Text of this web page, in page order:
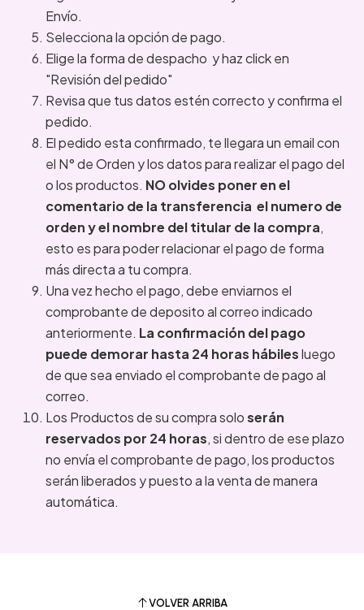
Envío.
Selecciona la opción de pago.
Elige la forma de despacho y haz click en
"Revisión del pedido"
Revisa que tus datos estén correcto y confirma el
pedido.
El pedido esta confirmado, te llegara un email con
el N° de Orden y los datos para realizar el pago del
o los productos. NOolvides poner en el
comentario de la transferencia el numero de
orden y el nombre del titular de la compra,
esto es para poder relacionar el pago de forma
más directa a tu compra.
Una vez hecho el pago, debe enviarnos el
comprobante de deposito al correo indicado
anteriormente. La confirmación del pago
puede demorar hasta 24 horas hábilesluego
de que sea enviado el comprobante de pago al
correo.
Los Productos de su compra soloserán
reservados por 24 horas, si dentro de ese plazo
no envía el comprobante de pago, los productos
serán liberados y puesto a la venta de manera
automática.
VOLVER ARRIBA